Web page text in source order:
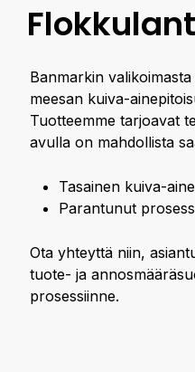
Banmarkin
meesan kuiva-
Tuotteemme tarjoavat
avulla on mahdollista
Tasainen kuiva-
Parantunut
Ota yhteyttä niin,
tuote- ja
prosessiinne.